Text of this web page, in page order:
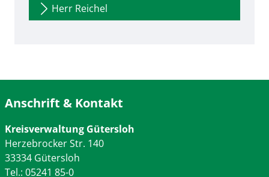
Herr Reichel
Anschrift & Kontakt
Kreisverwaltung Gütersloh
Herzebrocker Str. 140
33334 Gütersloh
Tel.: 05241 85-0